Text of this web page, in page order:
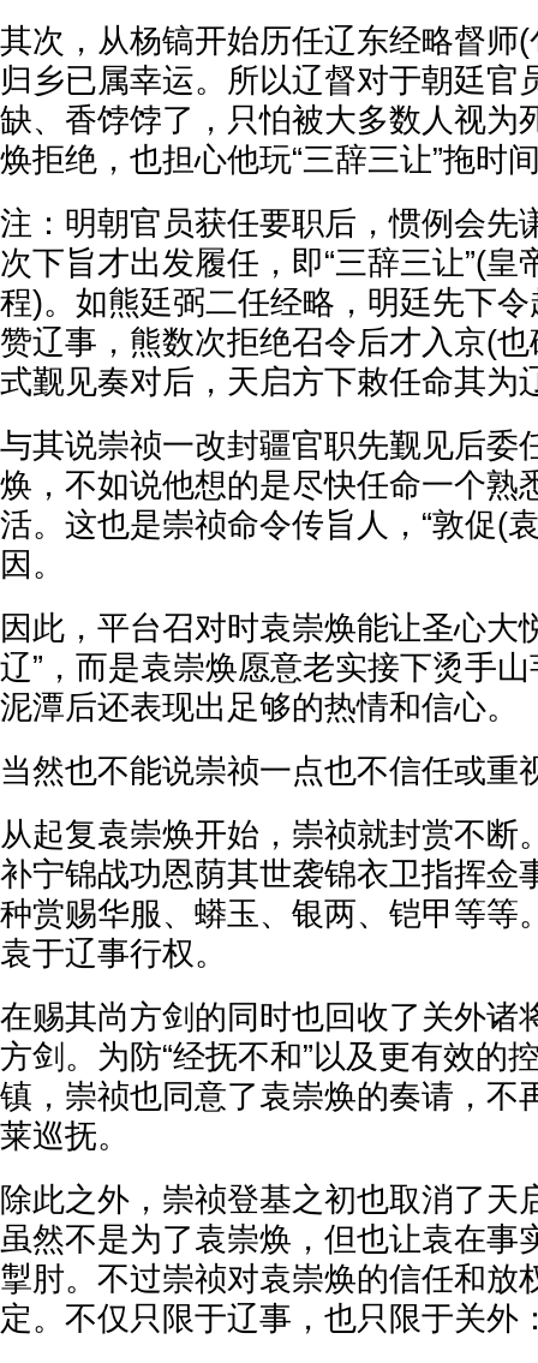
其次，从杨镐开始历任辽东经略督师
归乡已属幸运。所以辽督对于朝廷官
缺、香饽饽了，只怕被大多数人视为
焕拒绝，也担心他玩“三辞三让”拖时
注：明朝官员获任要职后，惯例会先
次下旨才出发履任，即“三辞三让”(皇
程)。如熊廷弼二任经略，明廷先下
赞辽事，熊数次拒绝召令后才入京(
式觐见奏对后，天启方下敕任命其为
与其说崇祯一改封疆官职先觐见后委
焕，不如说他想的是尽快任命一个熟
活。这也是崇祯命令传旨人，“敦促(
因。
因此，平台召对时袁崇焕能让圣心大
辽”，而是袁崇焕愿意老实接下烫手
泥潭后还表现出足够的热情和信心。
当然也不能说崇祯一点也不信任或重
从起复袁崇焕开始，崇祯就封赏不断
补宁锦战功恩荫其世袭锦衣卫指挥佥
种赏赐华服、蟒玉、银两、铠甲等等
袁于辽事行权。
在赐其尚方剑的同时也回收了关外诸
方剑。为防“经抚不和”以及更有效的
镇，崇祯也同意了袁崇焕的奏请，不
莱巡抚。
除此之外，崇祯登基之初也取消了天
虽然不是为了袁崇焕，但也让袁在事
掣肘。不过崇祯对袁崇焕的信任和放
定。不仅只限于辽事，也只限于关外